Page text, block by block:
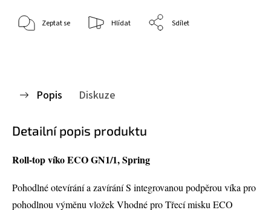
Zeptat se Hlídat Sdílet
Popis Diskuze
Detailní popis produktu
Roll-top víko ECO GN1/1, Spring
Pohodlné otevírání a zavírání S integrovanou podpěrou víka pro
pohodlnou výměnu vložek Vhodné pro Třecí misku ECO